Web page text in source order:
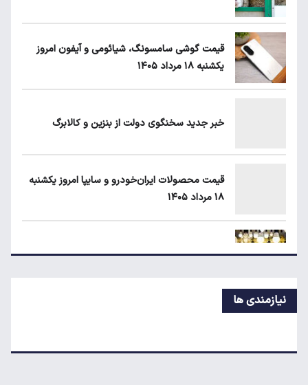
یارانه نقدی و کالابرگ این افراد حذف شد
لبنیات دوباره گران می‌شود؟
قیمت گوشی سامسونگ، شیائومی و آیفون امروز
یکشنبه ۱۸ مرداد ۱۴۰۵
خبر جدید سخنگوی دولت از بنزین و کالابرگ
قیمت محصولات ایران‌خودرو و سایپا امروز یکشنبه
۱۸ مرداد ۱۴۰۵
پشت‌پرده افزایش قبوض آب و برق برخی مشترکان
نیازمندی ها